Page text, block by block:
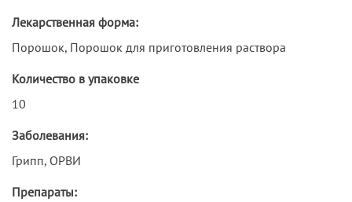
Лекарственная форма:
Порошок, Порошок для приготовления раствора
Количество в упаковке
10
Заболевания:
Грипп, ОРВИ
Препараты: